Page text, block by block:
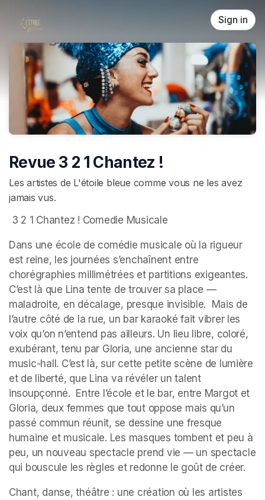
Sign in
Revue 3 2 1 Chantez !
Les artistes de L'étoile bleue comme vous ne les avez
jamais vus.
3 2 1 Chantez ! Comedie Musicale
Dans une école de comédie musicale où la rigueur
est reine, les journées s’enchaînent entre
chorégraphies millimétrées et partitions exigeantes.
C’est là que Lina tente de trouver sa place —
maladroite, en décalage, presque invisible.  Mais de
l’autre côté de la rue, un bar karaoké fait vibrer les
voix qu’on n’entend pas ailleurs. Un lieu libre, coloré,
exubérant, tenu par Gloria, une ancienne star du
music-hall. C’est là, sur cette petite scène de lumière
et de liberté, que Lina va révéler un talent
insoupçonné.  Entre l’école et le bar, entre Margot et
Gloria, deux femmes que tout oppose mais qu’un
passé commun réunit, se dessine une fresque
humaine et musicale. Les masques tombent et peu à
peu, un nouveau spectacle prend vie — un spectacle
qui bouscule les règles et redonne le goût de créer.
Chant, danse, théâtre : une création où les artistes